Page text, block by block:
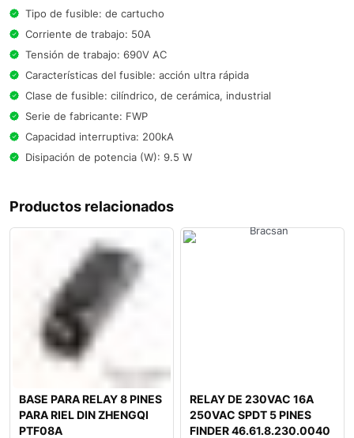
Tipo de fusible: de cartucho
Corriente de trabajo: 50A
Tensión de trabajo: 690V AC
Características del fusible: acción ultra rápida
Clase de fusible: cilíndrico, de cerámica, industrial
Serie de fabricante: FWP
Capacidad interruptiva: 200kA
Disipación de potencia (W): 9.5 W
Productos relacionados
BASE PARA RELAY 8 PINES
PARA RIEL DIN ZHENGQI
PTF08A
RELAY DE 230VAC 16A
250VAC SPDT 5 PINES
FINDER 46.61.8.230.0040